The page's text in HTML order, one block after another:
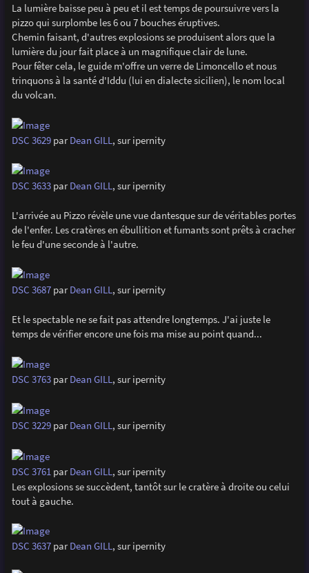
La lumière baisse peu à peu et il est temps de poursuivre vers la
pizzo qui surplombe les 6 ou 7 bouches éruptives.
Chemin faisant, d'autres explosions se produisent alors que la
lumière du jour fait place à un magnifique clair de lune.
Pour fêter cela, le guide m'offre un verre de Limoncello et nous
trinquons à la santé d'Iddu (lui en dialecte sicilien), le nom local
du volcan.
DSC 3629parDean GILL , sur ipernity
DSC 3633parDean GILL, sur ipernity
L'arrivée au Pizzo révèle une vue dantesque sur de véritables portes
de l'enfer. Les cratères en ébullition et fumants sont prêts à cracher
le feu d'une seconde à l'autre.
DSC 3687parDean GILL, sur ipernity
Et le spectable ne se fait pas attendre longtemps. J'ai juste le
temps de vérifier encore une fois ma mise au point quand...
DSC 3763parDean GILL, sur ipernity
DSC 3229parDean GILL , sur ipernity
DSC 3761 parDean GILL , sur ipernity
Les explosions se succèdent, tantôt sur le cratère à droite ou celui
tout à gauche.
DSC 3637parDean GILL, sur ipernity